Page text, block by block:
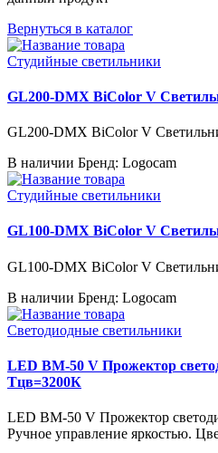
Вернуться в каталог
Студийные светильники
GL200-DMX BiColor V
GL200-DMX BiColor V
В наличии Бренд: Logocam
Студийные светильники
GL100-DMX BiColor V
GL100-DMX BiColor V
В наличии Бренд: Logocam
Светодиодные светильники
LED BM-50 V Прожектор
Тцв=3200К
LED BM-50 V Прожектор
Ручное управление яркостью.